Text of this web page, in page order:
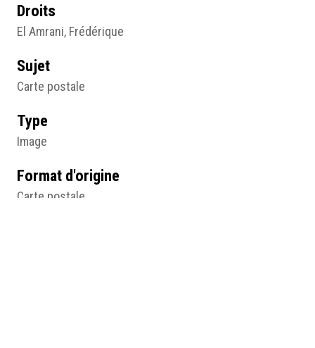
Droits
El Amrani, Frédérique
Sujet
Carte postale
Type
Image
Format d'origine
Carte postale